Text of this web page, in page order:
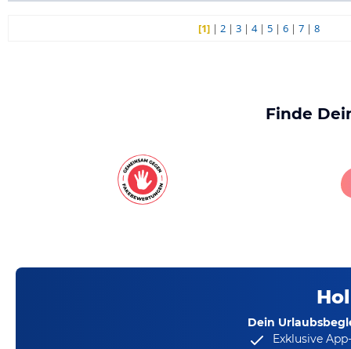
[1] |2 |3 |4| 5 |6 |7 |8
Finde
Dein
Exklusive